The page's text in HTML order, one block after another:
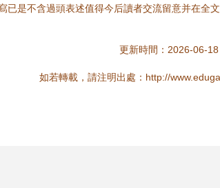
已是不含過頭表述值得今后讀者交流留意并在全
更新時間：2026-06-
如若轉載，請注明出處：http://